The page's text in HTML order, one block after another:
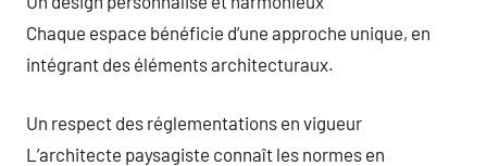
Chaque espace bénéficie d’une approche unique, en
intégrant des éléments architecturaux.
Un respect des réglementations en vigueur
L’architecte paysagiste connaît les normes en